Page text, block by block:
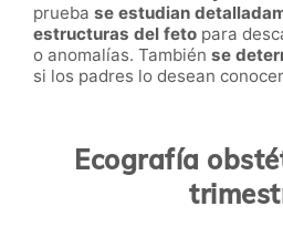
prueba se estudian
estructuras del feto para
o anomalías. También se
si los padres lo desean
Ecografía